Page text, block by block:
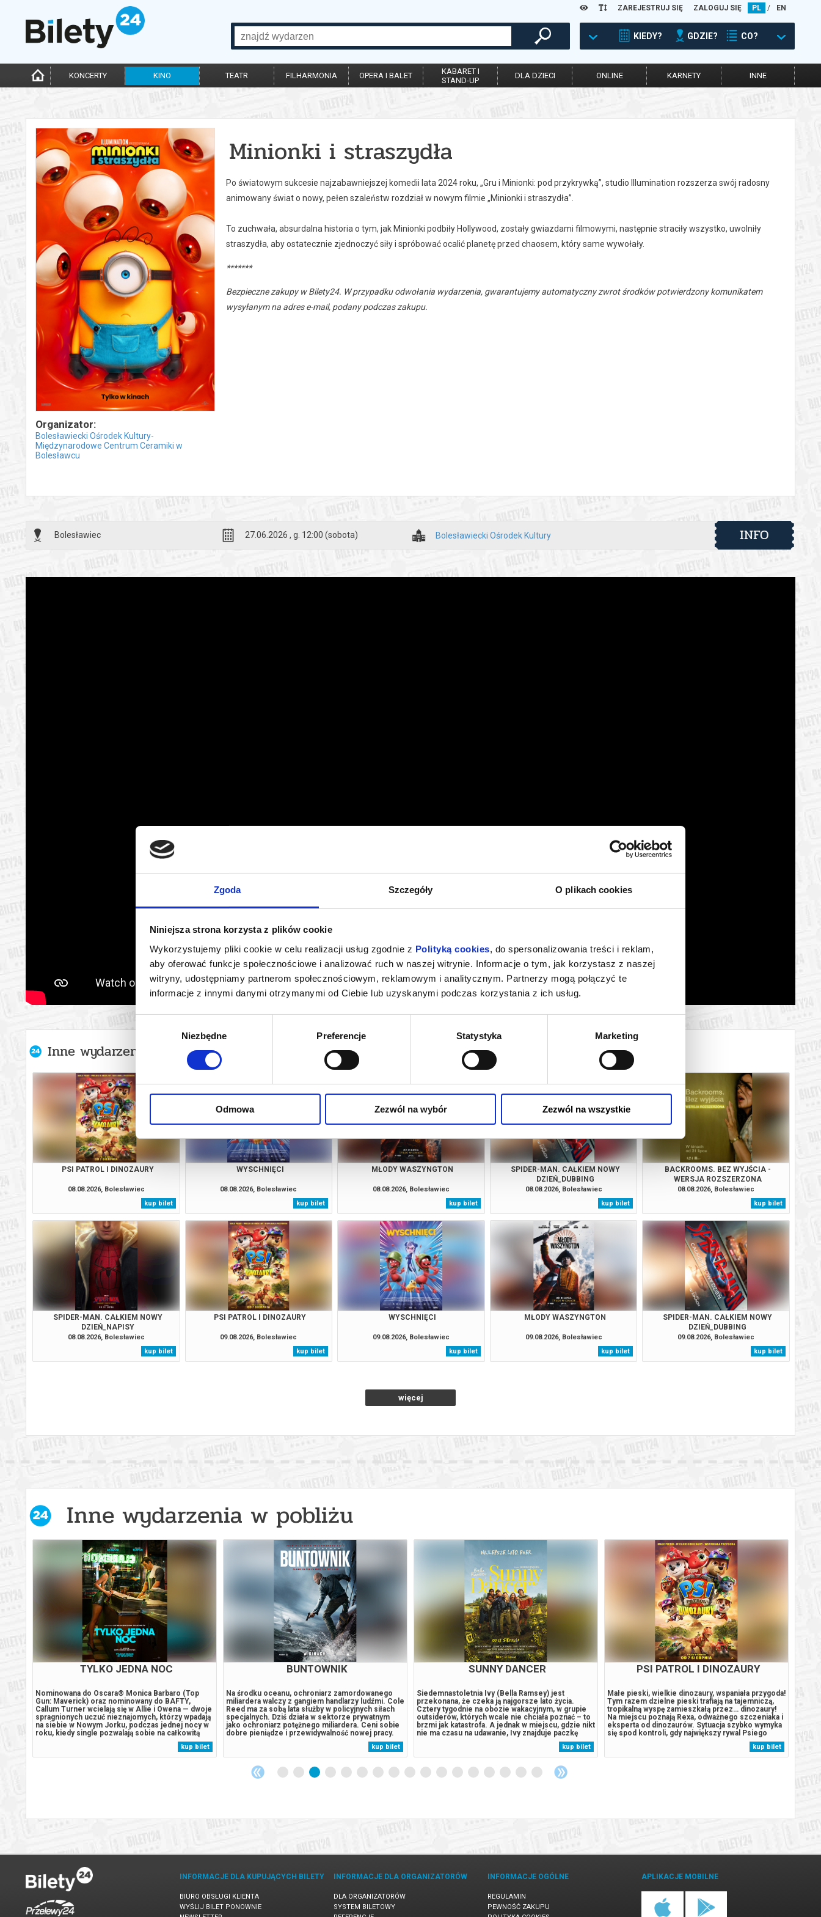
Zgoda Szczegóły O plikach cookies
Niniejsza strona korzysta z plików cookie
Wykorzystujemy pliki cookie w celu realizacji usług zgodnie z Polityką cookies, do spersonalizowania treści i reklam,
aby oferować funkcje społecznościowe i analizować ruch w naszej witrynie. Informacje o tym, jak korzystasz z naszej
witryny, udostępniamy partnerom społecznościowym, reklamowym i analitycznym. Partnerzy mogą połączyć te
informacje z innymi danymi otrzymanymi od Ciebie lub uzyskanymi podczas korzystania z ich usług.
Niezbędne Preferencje Statystyka Marketing
Odmowa Zezwól na wybór Zezwól na wszystkie
ZAREJESTRUJ SIĘ ZALOGUJ SIĘ PL / EN
KIEDY? GDZIE? CO?
KONCERTY KINO TEATR FILHARMONIA OPERA I BALET
KABARET I
STAND-UP
DLA DZIECI ONLINE KARNETY INNE
Organizator:
Bolesławiecki Ośrodek Kultury-
Międzynarodowe Centrum Ceramiki w
Bolesławcu
Minionki i straszydła
Po światowym sukcesie najzabawniejszej komedii lata 2024 roku, „Gru i Minionki: pod przykrywką”, studio Illumination rozszerza swój radosny
animowany świat o nowy, pełen szaleństw rozdział w nowym filmie „Minionki i straszydła”.
To zuchwała, absurdalna historia o tym, jak Minionki podbiły Hollywood, zostały gwiazdami filmowymi, następnie straciły wszystko, uwolniły
straszydła, aby ostatecznie zjednoczyć siły i spróbować ocalić planetę przed chaosem, który same wywołały.
*******
Bezpieczne zakupy w Bilety24. W przypadku odwołania wydarzenia, gwarantujemy automatyczny zwrot środków potwierdzony komunikatem
wysyłanym na adres e-mail, podany podczas zakupu.
Bolesławiec 27.06.2026 , g. 12:00 (sobota) Bolesławiecki Ośrodek Kultury INFO
Inne wydarzenia organizatora
PSI PATROL I DINOZAURY
08.08.2026, Bolesławiec
kup bilet
WYSCHNIĘCI
08.08.2026, Bolesławiec
kup bilet
MŁODY WASZYNGTON
08.08.2026, Bolesławiec
kup bilet
SPIDER-MAN. CAŁKIEM NOWY
DZIEŃ_DUBBING
08.08.2026, Bolesławiec
kup bilet
BACKROOMS. BEZ WYJŚCIA -
WERSJA ROZSZERZONA
08.08.2026, Bolesławiec
kup bilet
SPIDER-MAN. CAŁKIEM NOWY
DZIEŃ_NAPISY
08.08.2026, Bolesławiec
kup bilet
PSI PATROL I DINOZAURY
09.08.2026, Bolesławiec
kup bilet
WYSCHNIĘCI
09.08.2026, Bolesławiec
kup bilet
MŁODY WASZYNGTON
09.08.2026, Bolesławiec
kup bilet
SPIDER-MAN. CAŁKIEM NOWY
DZIEŃ_DUBBING
09.08.2026, Bolesławiec
kup bilet
więcej
Inne wydarzenia w pobliżu
TYLKO JEDNA NOC
Nominowana do Oscara® Monica Barbaro (Top
Gun: Maverick) oraz nominowany do BAFTY,
Callum Turner wcielają się w Allie i Owena — dwoje
spragnionych uczuć nieznajomych, którzy wpadają
na siebie w Nowym Jorku, podczas jednej nocy w
roku, kiedy single pozwalają sobie na całkowitą
swobodę. Owen i pełna nadziei romantyczka Allie
mogą być jedynymi singlami w mieście, którzy
szukają czegoś więcej niż przelotnej...
kup bilet
BUNTOWNIK
Na środku oceanu, ochroniarz zamordowanego
miliardera walczy z gangiem handlarzy ludźmi. Cole
Reed ma za sobą lata służby w policyjnych siłach
specjalnych. Dziś działa w sektorze prywatnym
jako ochroniarz potężnego miliardera. Ceni sobie
dobre pieniądze i przewidywalność nowej pracy.
Jednak, gdy jego mocodawca zostanie brutalnie
zamordowany, Cole będzie musiał znów stanąć do
walki z potężnym wrogiem....
kup bilet
SUNNY DANCER
Siedemnastoletnia Ivy (Bella Ramsey) jest
przekonana, że czeka ją najgorsze lato życia.
Cztery tygodnie na obozie wakacyjnym, w grupie
outsiderów, których wcale nie chciała poznać – to
brzmi jak katastrofa. A jednak w miejscu, gdzie nikt
nie ma czasu na udawanie, Ivy znajduje paczkę
NAJLEPSZE.LATO.EVER. Naładowany muzyką
„Sunny Dancer” to intensywna, pełna radości i
czarnego...
kup bilet
PSI PATROL I DINOZAURY
Małe pieski, wielkie dinozaury, wspaniała przygoda!
Tym razem dzielne pieski trafiają na tajemniczą,
tropikalną wyspę zamieszkałą przez… dinozaury!
Na miejscu poznają Rexa, odważnego szczeniaka i
eksperta od dinozaurów. Sytuacja szybko wymyka
się spod kontroli, gdy największy rywal Psiego
Patrolu, burmistrz Humdinger, również pojawia się
na wyspie. Jego nierozważne działania prowadzą
do przebudzenia...
kup bilet
W
INFORMACJE DLA KUPUJĄCYCH BILETY
BIURO OBSŁUGI KLIENTA
WYŚLIJ BILET PONOWNIE
INFORMACJE DLA ORGANIZATORÓW
DLA ORGANIZATORÓW
SYSTEM BILETOWY
INFORMACJE OGÓLNE
REGULAMIN
PEWNOŚĆ ZAKUPU
APLIKACJE MOBILNE